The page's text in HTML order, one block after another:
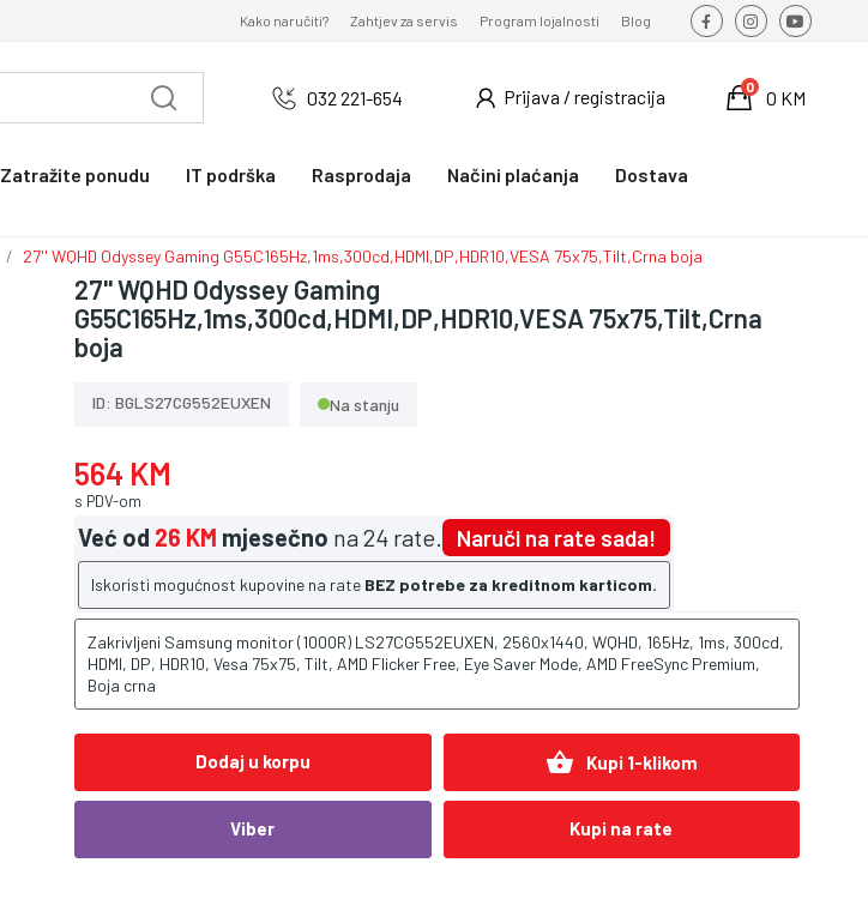
Kako naručiti? Zahtjev za servis Program lojalnosti Blog
032 221-654 Prijava / registracija 0 KM
0
Zatražite ponudu IT podrška Rasprodaja Načini plaćanja
Dostava
27'' WQHD Odyssey Gaming G55C165Hz,1ms,300cd,HDMI,DP,HDR10,VESA 75x75,Tilt,Crna boja
27'' WQHD Odyssey Gaming
G55C165Hz,1ms,300cd,HDMI,DP,HDR10,VESA 75x75,Tilt,Crna
boja
ID: BGLS27CG552EUXEN Na stanju
564 KM
s PDV-om
Već od 26 KM mjesečno na 24 rate. Naruči na rate sada!
Iskoristi mogućnost kupovine na rate BEZ potrebe za kreditnom karticom.
Zakrivljeni Samsung monitor (1000R) LS27CG552EUXEN, 2560x1440, WQHD, 165Hz, 1ms, 300cd,
HDMI, DP, HDR10, Vesa 75x75, Tilt, AMD Flicker Free, Eye Saver Mode, AMD FreeSync Premium,
Boja crna
Dodaj u korpu shopping_basket Kupi 1-klikom
Viber Kupi na rate